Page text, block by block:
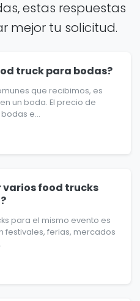
estas respuestas
mejor tu solicitud.
truck para bodas?
que recibimos, es
un boda. El precio de
e...
varios food trucks
para el mismo evento es
festivales, ferias, mercados